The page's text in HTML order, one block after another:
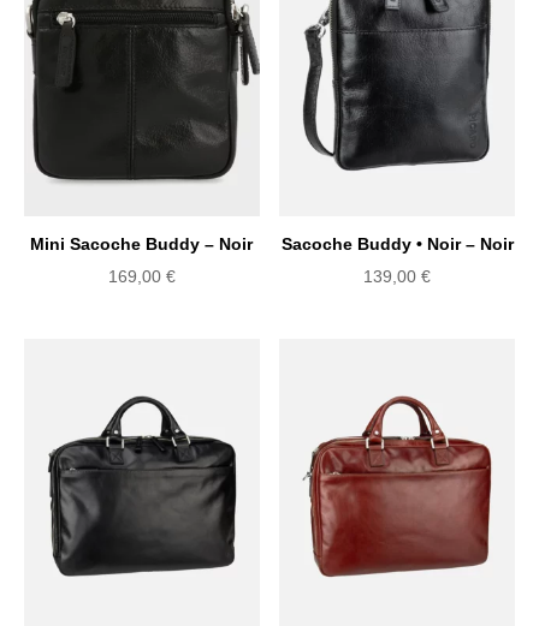
Mini Sacoche Buddy – Noir
169,00 €
Sacoche Buddy • Noir – Noir
139,00€